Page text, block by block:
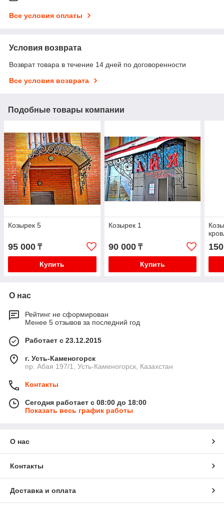
Все условия оплаты
Условия возврата
Возврат товара в течение 14 дней по договоренности
Все условия возврата
Подобные товары компании
Козырек 5
95 000 ₸
Купить
Козырек 1
90 000₸
Купить
О нас
Рейтинг не сформирован
Менее 5 отзывов за последний год
Работает с 23.12.2015
г. Усть-Каменогорск
пр. Абая 197/1, Усть-Каменогорск, Казахстан
Контакты
Сегодня работает с 08:00 до 18:00
Показать весь график работы
О нас
Контакты
Доставка и оплата